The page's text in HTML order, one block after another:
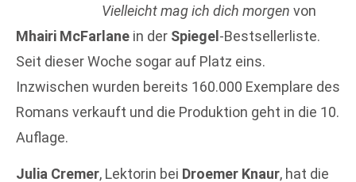
Vielleicht mag ich dich morgen von
Mhairi McFarlane in der Spiegel -Bestsellerliste.
Seit dieser Woche sogar auf Platz eins.
Inzwischen wurden bereits 160.000 Exemplare des
Romans verkauft und die Produktion geht in die 10.
Auflage.
Julia Cremer, Lektorin bei Droemer Knaur, hat die